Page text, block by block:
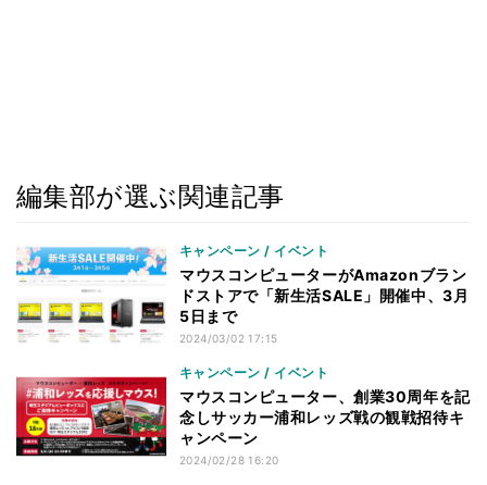
編集部が選ぶ関連記事
キャンペーン / イベント
マウスコンピューターがAmazonブラン
ドストアで「新生活SALE」開催中、3月
5日まで
2024/03/02 17:15
キャンペーン / イベント
マウスコンピューター、創業30周年を記
念しサッカー浦和レッズ戦の観戦招待キ
ャンペーン
2024/02/28 16:20